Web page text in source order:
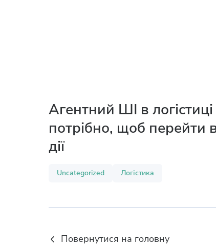
Агентний ШІ в
потрібно, щоб перейти
дії
Uncategorized Логістика
Повернутися на головну